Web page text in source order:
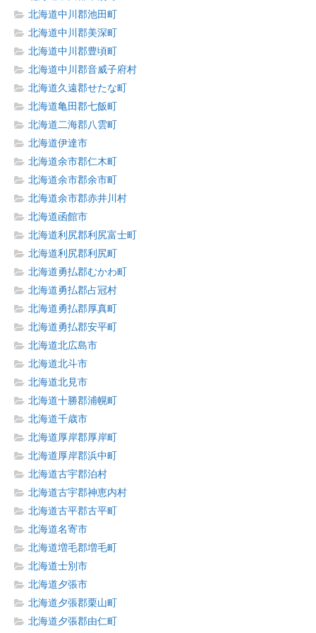
北海道中川郡池田町
北海道中川郡美深町
北海道中川郡豊頃町
北海道中川郡音威子府村
北海道久遠郡せたな町
北海道亀田郡七飯町
北海道二海郡八雲町
北海道伊達市
北海道余市郡仁木町
北海道余市郡余市町
北海道余市郡赤井川村
北海道函館市
北海道利尻郡利尻富士町
北海道利尻郡利尻町
北海道勇払郡むかわ町
北海道勇払郡占冠村
北海道勇払郡厚真町
北海道勇払郡安平町
北海道北広島市
北海道北斗市
北海道北見市
北海道十勝郡浦幌町
北海道千歳市
北海道厚岸郡厚岸町
北海道厚岸郡浜中町
北海道古宇郡泊村
北海道古宇郡神恵内村
北海道古平郡古平町
北海道名寄市
北海道増毛郡増毛町
北海道士別市
北海道夕張市
北海道夕張郡栗山町
北海道夕張郡由仁町